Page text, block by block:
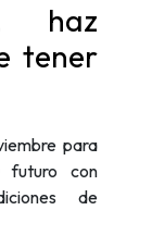
haz
tener
para
futuro con
de